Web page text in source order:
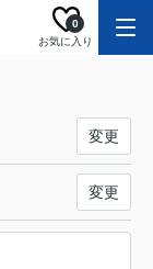
お気に入り
0
変更
変更